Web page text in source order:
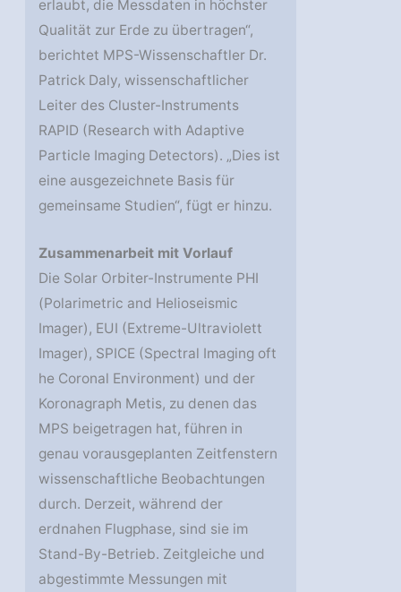
erlaubt, die Messdaten in höchster
Qualität zur Erde zu übertragen“,
berichtet MPS-Wissenschaftler Dr.
Patrick Daly, wissenschaftlicher
Leiter des Cluster-Instruments
RAPID (Research with Adaptive
Particle Imaging Detectors). „Dies ist
eine ausgezeichnete Basis für
gemeinsame Studien“, fügt er hinzu.
Zusammenarbeit mit Vorlauf
Die Solar Orbiter-Instrumente PHI
(Polarimetric and Helioseismic
Imager), EUI (Extreme-Ultraviolett
Imager), SPICE (Spectral Imaging oft
he Coronal Environment) und der
Koronagraph Metis, zu denen das
MPS beigetragen hat, führen in
genau vorausgeplanten Zeitfenstern
wissenschaftliche Beobachtungen
durch. Derzeit, während der
erdnahen Flugphase, sind sie im
Stand-By-Betrieb. Zeitgleiche und
abgestimmte Messungen mit